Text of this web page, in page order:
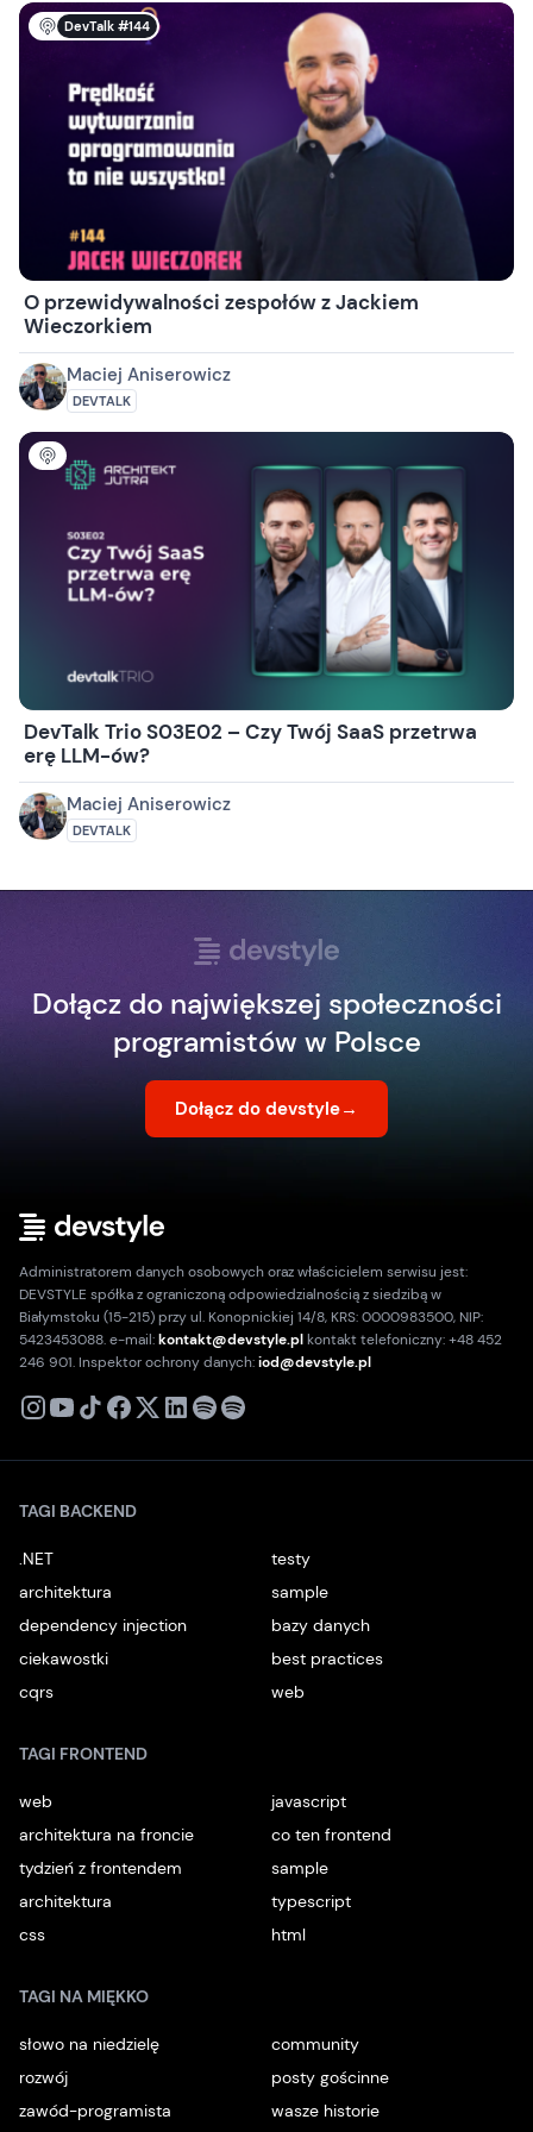
DevTalk #144
O przewidywalności zespołów z Jackiem
Wieczorkiem
Maciej Aniserowicz
DEVTALK
DevTalk Trio S03E02 – Czy Twój SaaS przetrwa
erę LLM-ów?
Maciej Aniserowicz
DEVTALK
Dołącz do największej społeczności
programistów w Polsce
Dołącz do devstyle→
Administratorem danych osobowych oraz właścicielem serwisu jest:
DEVSTYLE spółka z ograniczoną odpowiedzialnością z siedzibą w
Białymstoku (15-215) przy ul. Konopnickiej 14/8, KRS: 0000983500, NIP:
5423453088. e-mail:kontakt@devstyle.plkontakt telefoniczny: +48 452
246 901. Inspektor ochrony danych:iod@devstyle.pl
X
TAGI BACKEND
.NET
testy
architektura
sample
dependency injection
bazy danych
ciekawostki
best practices
cqrs
web
TAGI FRONTEND
web
javascript
architektura na froncie
co ten frontend
tydzień z frontendem
sample
architektura
typescript
css
html
TAGI NA MIĘKKO
słowo na niedzielę
community
rozwój
posty gościnne
zawód-programista
wasze historie